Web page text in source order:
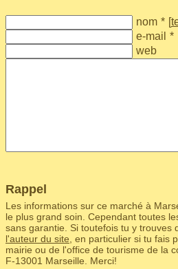
nom * [
e-mail *
web
Rappel
Les informations sur ce marché à
le plus grand soin. Cependant toutes
sans garantie. Si toutefois tu y trouves
l'auteur du site , en particulier si tu fais
mairie ou de l'office de tourisme de la
F‑13001 Marseille. Merci!